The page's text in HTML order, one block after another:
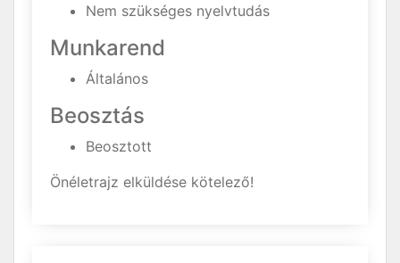
Nem szükséges nyelvtudás
Munkarend
Általános
Beosztás
Beosztott
Önéletrajz elküldése kötelező!